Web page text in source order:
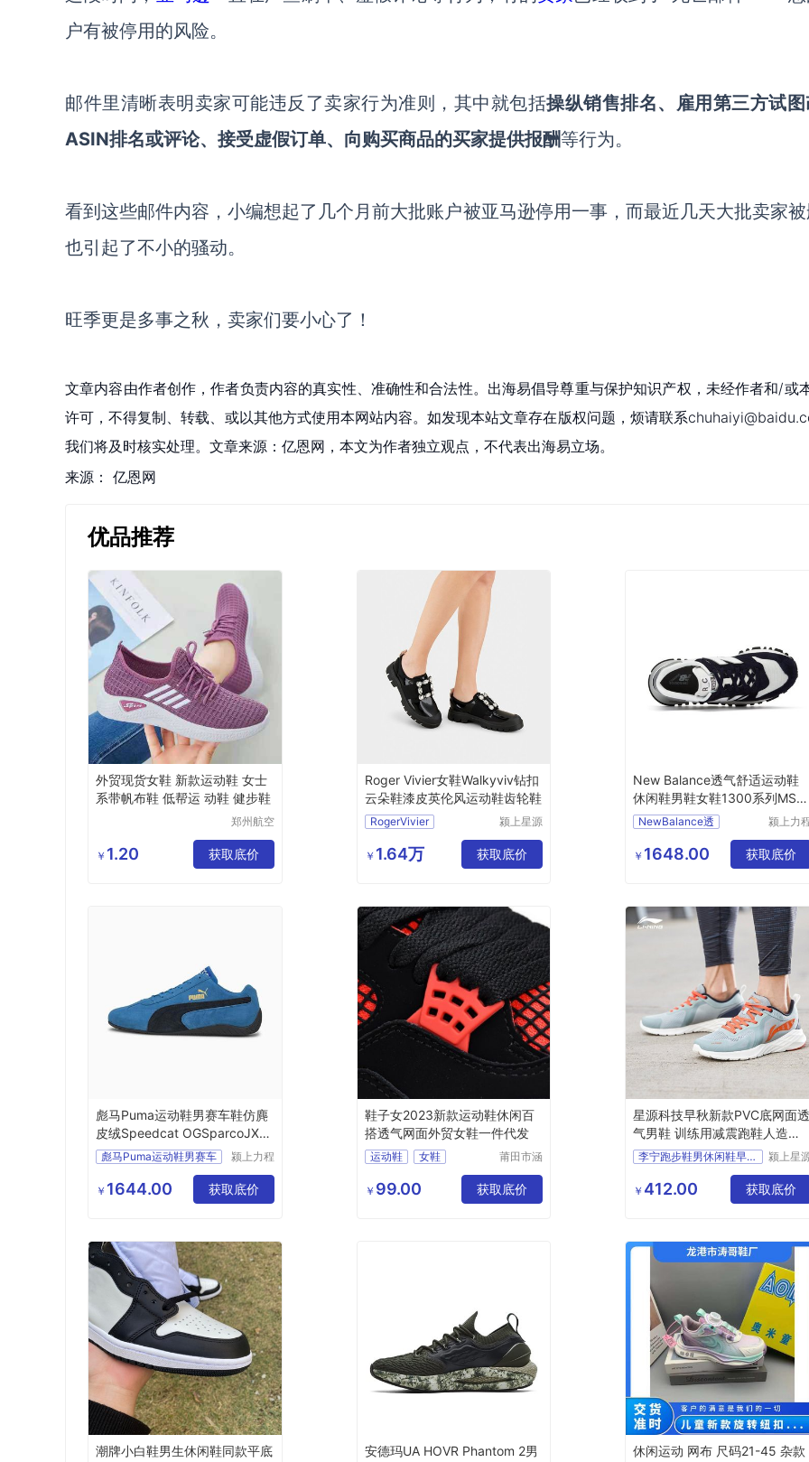
户有被停用的风险。
邮件里清晰表明卖家可能违反了卖家行为准则，其中就包括操纵销售排名、雇用第三方试
ASIN排名或评论、接受虚假订单、向购买商品的买家提供报酬等行为。
看到这些邮件内容，小编想起了几个月前大批账户被亚马逊停用一事，而最近几天大批卖家
也引起了不小的骚动。
旺季更是多事之秋，卖家们要小心了！
文章内容由作者创作，作者负责内容的真实性、准确性和合法性。出海易倡导尊重与保护知识产权，未经作者和/或
许可，不得复制、转载、或以其他方式使用本网站内容。如发现本站文章存在版权问题，烦请联系
我们将及时核实处理。文章来源：亿恩网，本文为作者独立观点，不代表出海易立场。
来源： 亿恩网
优品推荐
外贸现货女鞋 新款运动鞋 女士
系带帆布鞋 低帮运 动鞋 健步鞋
郑州航空
琦日用品
店
￥ 1.20 获取底价
Roger Vivier女鞋Walkyviv钻扣
云朵鞋漆皮英伦风运动鞋齿轮鞋
RogerVivier
颍上星源
有限公司
￥ 1.64万 获取底价
New Balance透气舒适运动鞋
休闲鞋男鞋女鞋1300系列MS13
00TE
NewBalance透
颍上力
有限公司
￥ 1648.00 获取底价
彪马Puma运动鞋男赛车鞋仿麂
皮绒Speedcat OGSparcoJX3
06725
彪马Puma运动鞋男赛车
颍上力程
有限公司
￥ 1644.00 获取底价
鞋子女2023新款运动鞋休闲百
搭透气网面外贸女鞋一件代发
运动鞋 女鞋
莆田市涵
贸易有限
公司
￥ 99.00 获取底价
星源科技早秋新款PVC底网面透
气男鞋 训练用减震跑鞋人造草
地适用
李宁跑步鞋男休闲鞋早秋新
颍上星
有限公司
￥ 412.00 获取底价
潮牌小白鞋男生休闲鞋同款平底
安德玛UA HOVR Phantom 2男
休闲运动 网布 尺码21-45 杂款